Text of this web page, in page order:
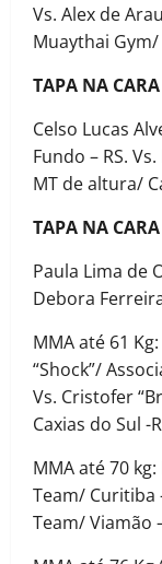
Vs. Alex de
Muaythai Gym/
TAPA NA
Celso Lucas
Fundo – RS.
MT de altura/
TAPA NA
Paula Lima de
Debora
MMA até 61
“Shock”/
Vs. Cristofer
Caxias do Sul -
MMA até 70
Team/ Curitiba
Team/ Viamão